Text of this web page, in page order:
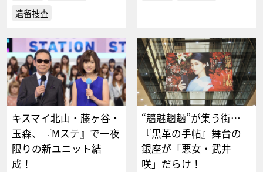
遺留捜査
キスマイ北山・藤ヶ谷・
玉森、『Mステ』で一夜
限りの新ユニット結
成！
“魑魅魍魎”が集う街…
『黒革の手帖』舞台の
銀座が「悪女・武井
咲」だらけ！